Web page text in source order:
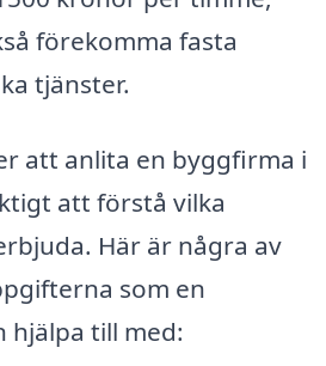
förekomma fasta
tjänster.
att anlita en byggfirma i
att förstå vilka
Här är några av
som en
hjälpa till med: